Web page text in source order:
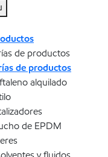
de productos
de productos
alquilado
de EPDM